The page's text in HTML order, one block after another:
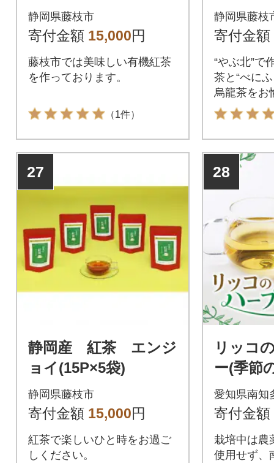
静岡県藤枝市
寄付金額 15,000円
藤枝市では美味しい有機紅茶
を作っております。
（1件）
静岡県藤枝
寄付金額
“やぶ北”で
茶と“べに
烏龍茶をお
27
静岡産 紅茶 エンジ
ョイ(15P×5袋)
静岡県藤枝市
寄付金額 15,000円
紅茶で楽しいひと時をお過ご
しください。
28
リッコ
ー(季節
ーおま
個入り
愛知県南知
寄付金額
栽培中は農
使用せず、